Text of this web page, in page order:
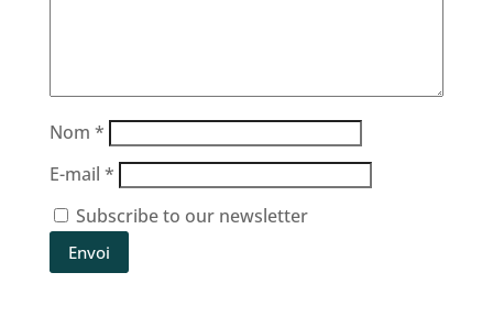
Nom *
E-mail *
Subscribe to our newsletter
Envoi